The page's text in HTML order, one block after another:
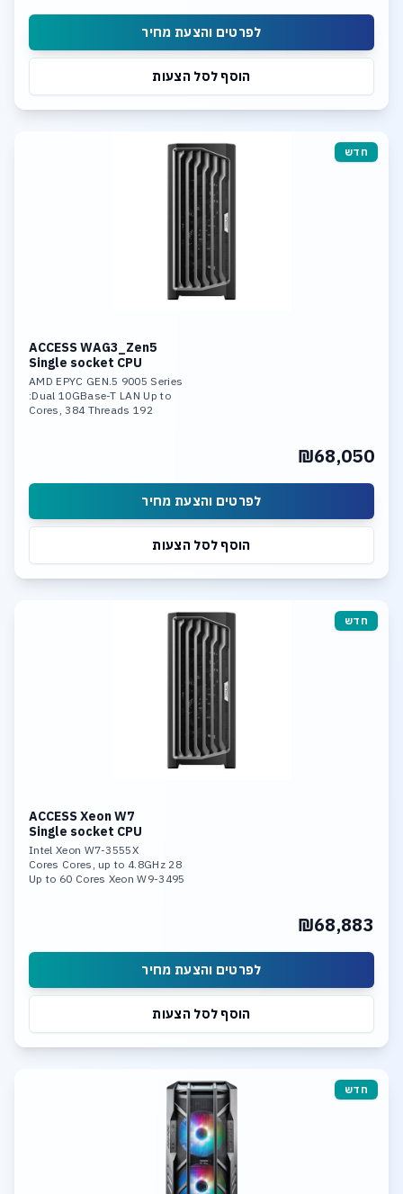
לפרטים והצעת מחיר
הוסף לסל הצעות
חדש
ACCESS WAG3_Zen5
Single socket CPU
AMD EPYC GEN.5 9005 Series
Dual 10GBase-T LAN Up to:
192 Cores, 384 Threads
Dual 10GBase-T LAN
₪68,050
לפרטים והצעת מחיר
הוסף לסל הצעות
חדש
ACCESS Xeon W7
Single socket CPU
Intel Xeon W7-3555X
28 Cores Cores, up to 4.8GHz
Up to 60 Cores Xeon W9-3495
₪68,883
לפרטים והצעת מחיר
הוסף לסל הצעות
חדש